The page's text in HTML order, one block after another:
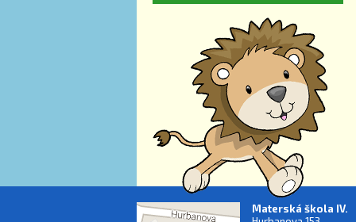
Materská škola IV.